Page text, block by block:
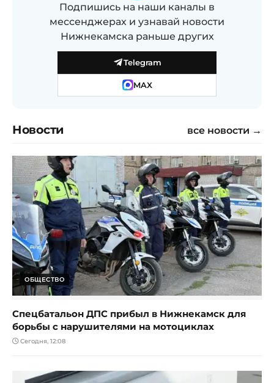
Подпишись на наши каналы в
мессенджерах и узнавай новости
Нижнекамска раньше других
Telegram
MAX
Новости все новости →
ОБЩЕСТВО
Спецбатальон ДПС прибыл в Нижнекамск для
борьбы с нарушителями на мотоциклах
Сегодня, 12:08